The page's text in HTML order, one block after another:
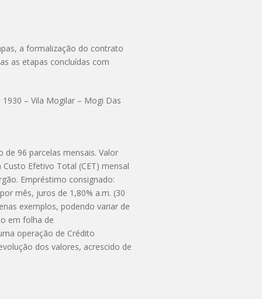
a formalização do contrato
as etapas concluídas com
– Vila Mogilar – Mogi Das
96 parcelas mensais. Valor
Efetivo Total (CET) mensal
Empréstimo consignado:
mês, juros de 1,80% a.m. (30
exemplos, podendo variar de
em folha de
operação de Crédito
dos valores, acrescido de